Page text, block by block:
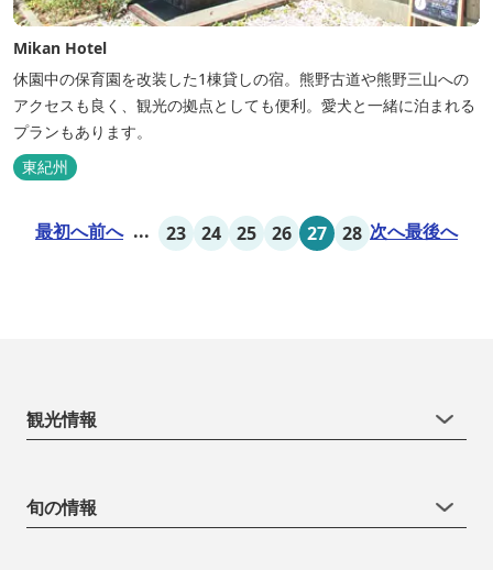
Mikan Hotel
休園中の保育園を改装した1棟貸しの宿。熊野古道や熊野三山への
アクセスも良く、観光の拠点としても便利。愛犬と一緒に泊まれる
プランもあります。
東紀州
最初へ前へ ... 23 24 25 26 27 28 次へ最後へ
観光情報
旬の情報